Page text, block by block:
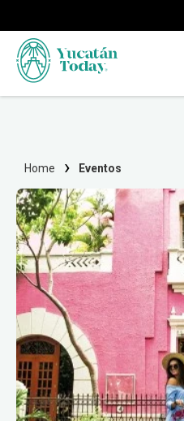
Home Eventos